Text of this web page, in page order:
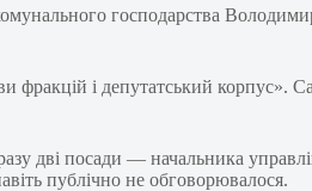
господарства
і депутатський корпус».
дві посади — начальника
публічно не обговорювалося.